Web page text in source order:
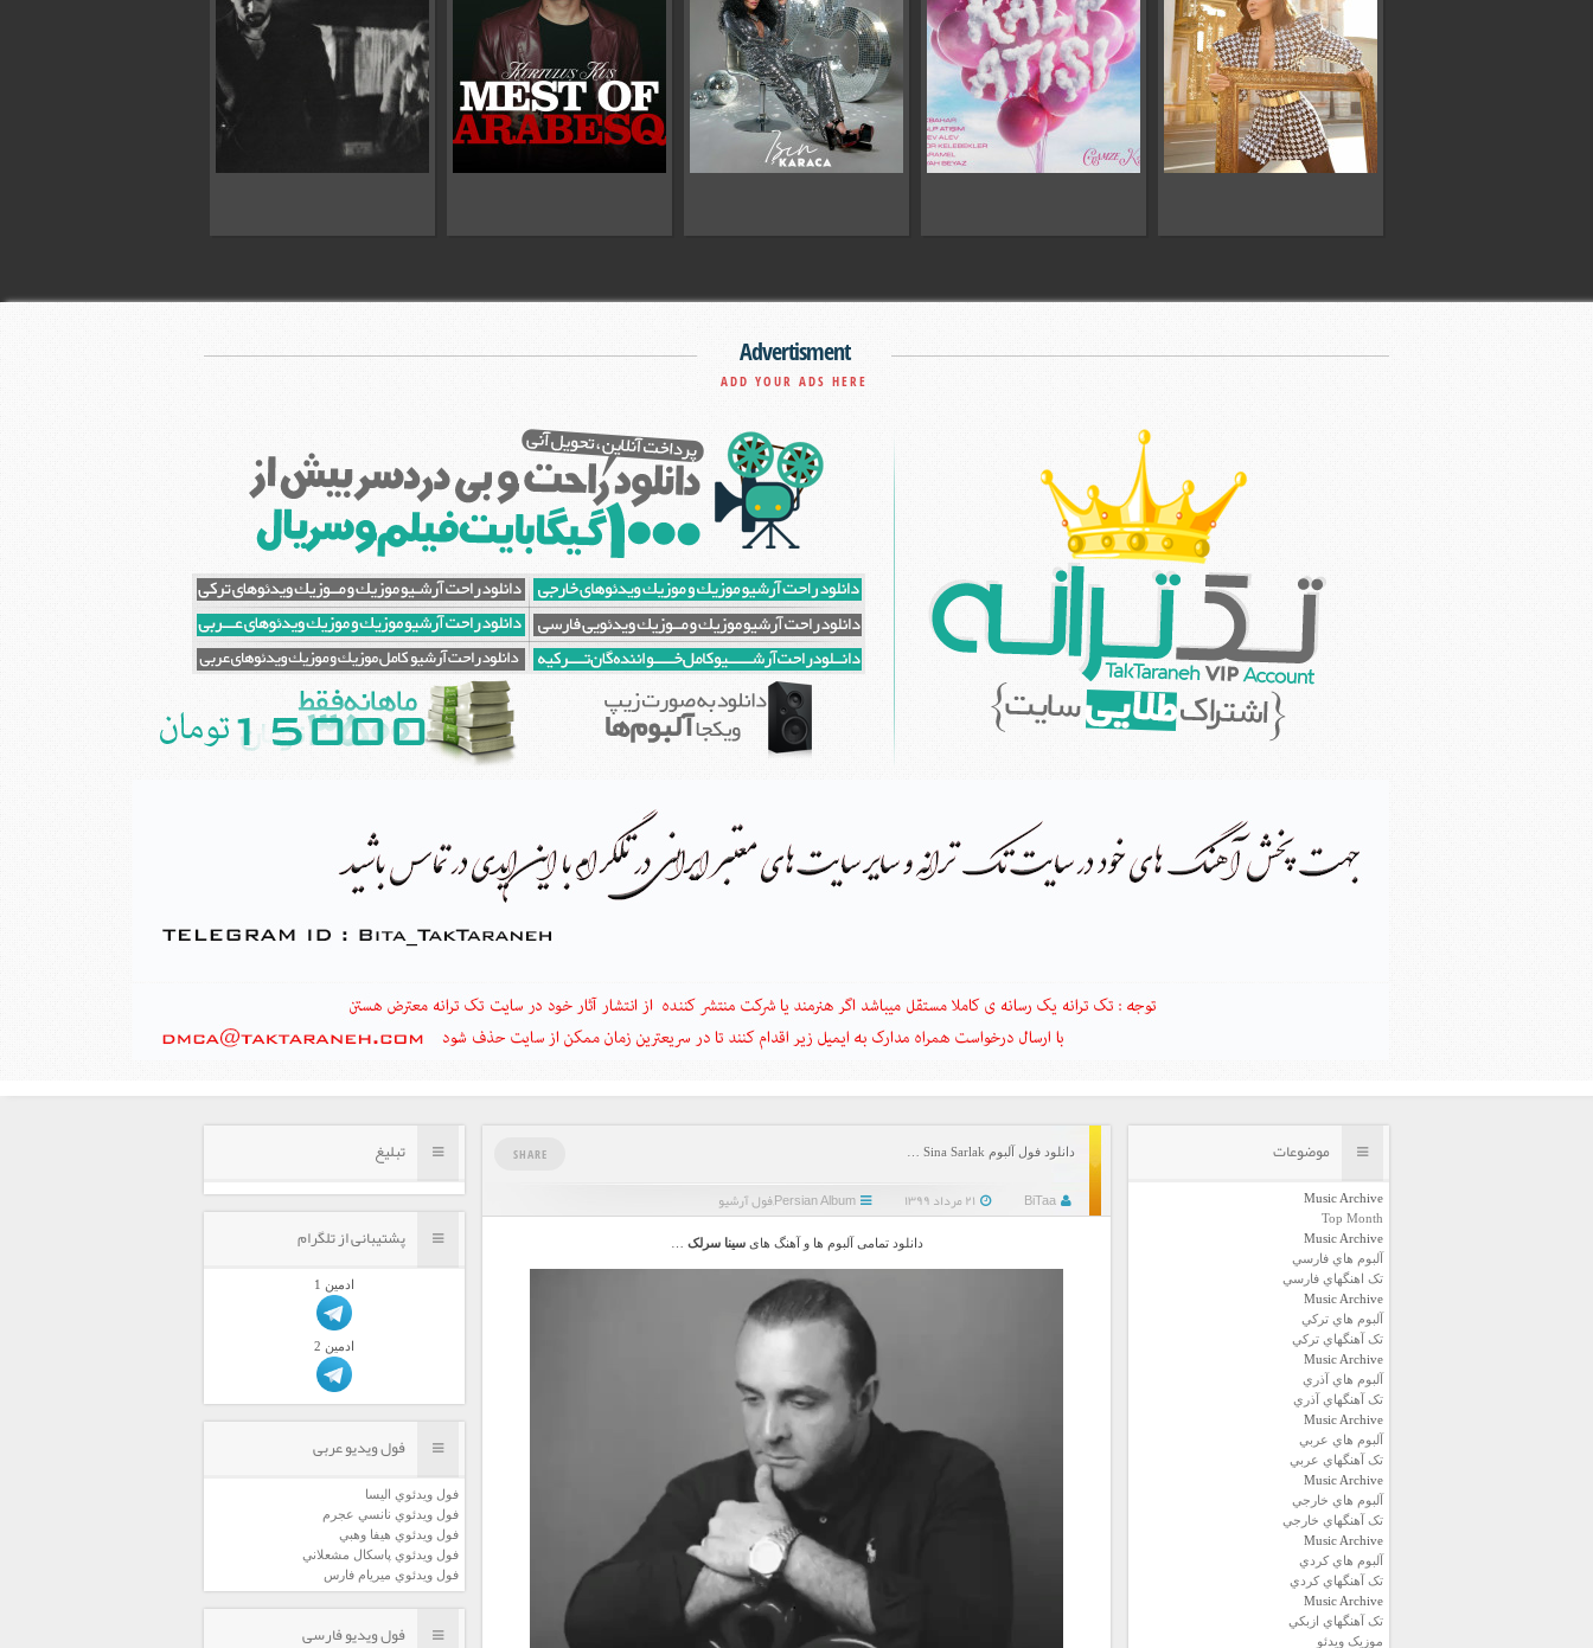
Advertisment
ADD YOUR ADS HERE
موضوعات
Music Archive
Top Month
Music Archive
آلبوم هاي فارسي
تک اهنگهاي فارسي
Music Archive
آلبوم هاي ترکي
تک آهنگهاي ترکي
Music Archive
آلبوم هاي آذري
تک آهنگهاي آذري
Music Archive
آلبوم هاي عربي
تک آهنگهاي عربي
Music Archive
آلبوم هاي خارجي
تک آهنگهاي خارجي
Music Archive
آلبوم هاي کردي
تک آهنگهاي کردي
Music Archive
تک آهنگهاي ازبکي
موزيک ويدئو
دانلود فول آلبوم Sina Sarlak …
BiTaa
Persian Album
,فول آرشیو
SHARE
دانلود تمامی آلبوم ها و آهنگ های سینا سرلک
تبلیغ
پشتیبانی از تلگرام
ادمين 1
ادمين 2
فول ویدیو عربی
فول ويدئوي اليسا
فول ويدئوي نانسي عجرم
فول ويدئوي هيفا وهبي
فول ويدئوي پاسكال مشعلاني
فول ويدئوي ميريام فارس
فول ویدیو فارسی